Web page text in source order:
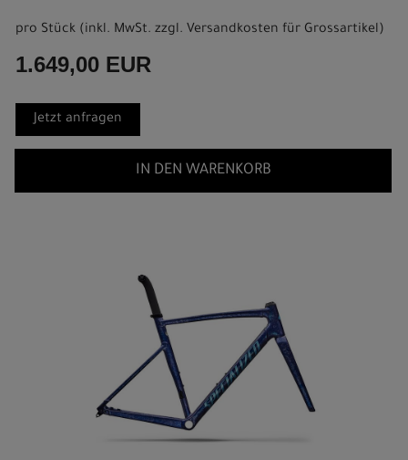
pro Stück (inkl. MwSt. zzgl. Versandkosten für Grossartikel)
1.649,00 EUR
Jetzt anfragen
IN DEN WARENKORB